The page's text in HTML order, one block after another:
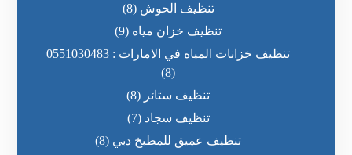
تنظيف الحوش (8)
تنظيف خزان مياه (9)
تنظيف خزانات المياه في الامارات : 0551030483
(8)
تنظيف ستائر (8)
تنظيف سجاد (7)
تنظيف عميق للمطبخ دبي (8)